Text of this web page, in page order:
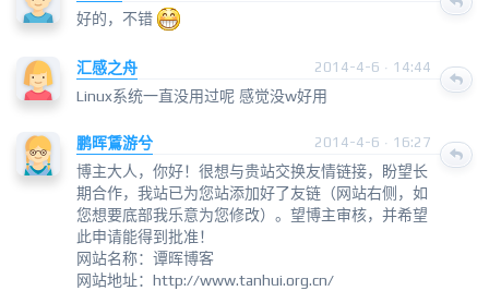
好的，不错
汇感之舟 2014-4-6 · 14:44
Linux系统一直没用过呢 感觉没w好用
鹏晖鵀游兮 2014-4-6 · 16:27
博主大人，你好！很想与贵站交换友情链接，盼望长
期合作，我站已为您站添加好了友链（网站右侧，如
您想要底部我乐意为您修改）。望博主审核，并希望
此申请能得到批准！
网站名称：谭晖博客
网站地址：http://www.tanhui.org.cn/